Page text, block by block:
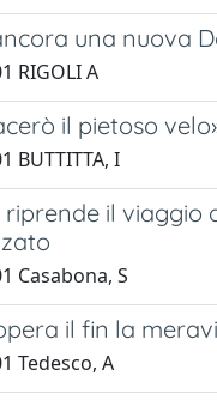
una nuova
RIGOLI A
il pietoso
BUTTITTA, I
riprende il viaggio
Casabona, S
il fin la
Tedesco, A